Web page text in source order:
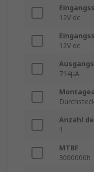
12V dc
12V dc
714μA
Anzahl
1
MTBF
3000000h